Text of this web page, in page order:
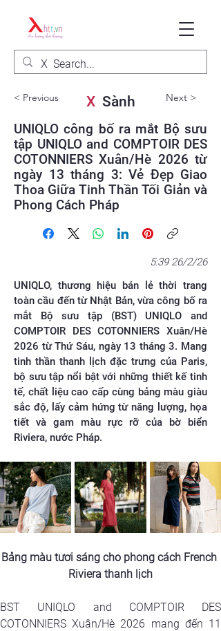
< Previous XSành Next >
UNIQLO công bố ra mắt Bộ sưu
tập UNIQLO and COMPTOIR DES
COTONNIERS Xuân/Hè 2026 từ
ngày 13 tháng 3: Vẻ Đẹp Giao
Thoa Giữa Tinh Thần Tối Giản và
Phong Cách Pháp
5:39 26/2/26
UNIQLO, thương hiệu bán lẻ thời trang
toàn cầu đến từ Nhật Bản, vừa công bố ra
mắt Bộ sưu tập (BST) UNIQLO and
COMPTOIR DES COTONNIERS Xuân/Hè
2026 từ Thứ Sáu, ngày 13 tháng 3. Mang
tinh thần thanh lịch đặc trưng của Paris,
bộ sưu tập nổi bật với những thiết kế tinh
tế, chất liệu cao cấp cùng bảng màu giàu
sắc độ, lấy cảm hứng từ năng lượng, họa
tiết và gam màu rực rỡ của bờ biển
Riviera, nước Pháp.
Bảng màu tươi sáng cho phong cách French
Riviera thanh lịch
BST UNIQLO and COMPTOIR DES
COTONNIERS Xuân/Hè 2026 mang đến 11